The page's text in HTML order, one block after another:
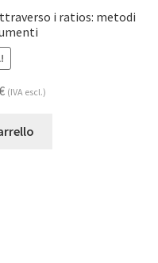
i ratios: metodi
(IVA escl.)